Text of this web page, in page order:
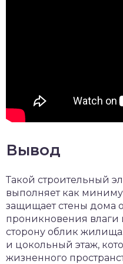
Вывод
Такой строительный
выполняет как
защищает стены дома
проникновения
сторону облик
и цокольный этаж,
жизненного